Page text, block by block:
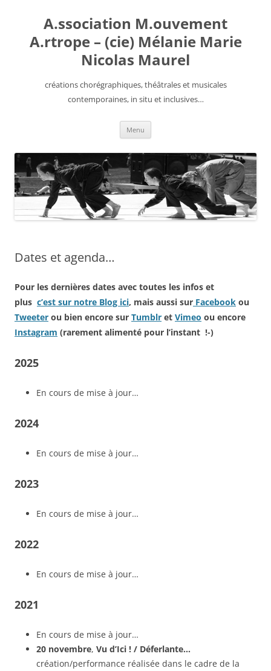
contenuA.ssociation M.ouvement
A.rtrope – (cie) Mélanie Marie
Nicolas Maurel
créations chorégraphiques, théâtrales et musicales
contemporaines, in situ et inclusives…
Menu
Dates et agenda…
Pour les dernières dates avec toutes les infos et
plus c’est sur notre Blog ici, mais aussi sur Facebook ou
Tweeter ou bien encore sur Tumblr et Vimeo ou encore
Instagram (rarement alimenté pour l’instant !-)
2025
En cours de mise à jour…
2024
En cours de mise à jour…
2023
En cours de mise à jour…
2022
En cours de mise à jour…
2021
En cours de mise à jour…
20 novembre, Vu d’Ici ! / Déferlante…
création/performance réalisée dans le cadre de la